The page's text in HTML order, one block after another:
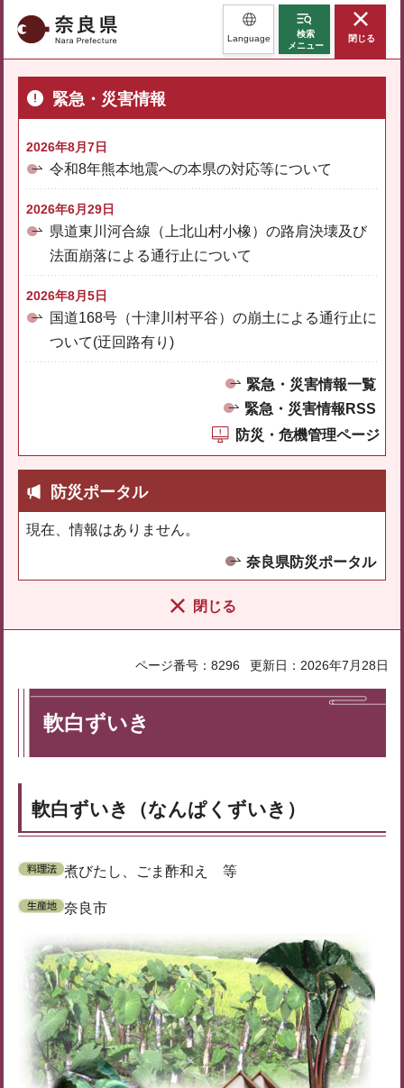
奈良県 Language
検索
メニュー
閉じる
緊急・災害情報
2026年8月7日
令和8年熊本地震への本県の対応等について
2026年6月29日
県道東川河合線（上北山村小橡）の路肩決壊及び
法面崩落による通行止について
2026年8月5日
国道168号（十津川村平谷）の崩土による通行止に
ついて(迂回路有り)
緊急・災害情報一覧
緊急・災害情報RSS
防災・危機管理ページ
防災ポータル
現在、情報はありません。
奈良県防災ポータル
閉じる
ページ番号：8296 更新日：2026年7月28日
軟白ずいき
軟白ずいき（なんぱくずいき）
煮びたし、ごま酢和え 等
奈良市